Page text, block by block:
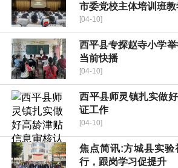
市委党校主体培训班
[04-10]
西平县专探赵寺小学
当前快播
[04-10]
西平县师灵镇扎实做
证工作
[04-10]
焦点简讯:方城县实
行，跟岗学习促提升